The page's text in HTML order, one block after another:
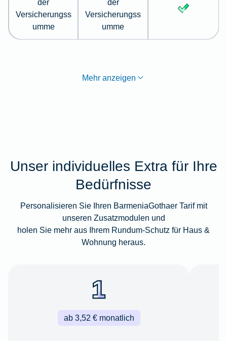
der
Versicherungss
umme
der
Versicherungss
umme
Mehr anzeigen
Unser individuelles Extra für Ihre
Bedürfnisse
Personalisieren Sie Ihren BarmeniaGothaer Tarif mit
unseren Zusatzmodulen und
holen Sie mehr aus Ihrem Rundum-Schutz für Haus &
Wohnung heraus.
ab 3,52 € monatlich